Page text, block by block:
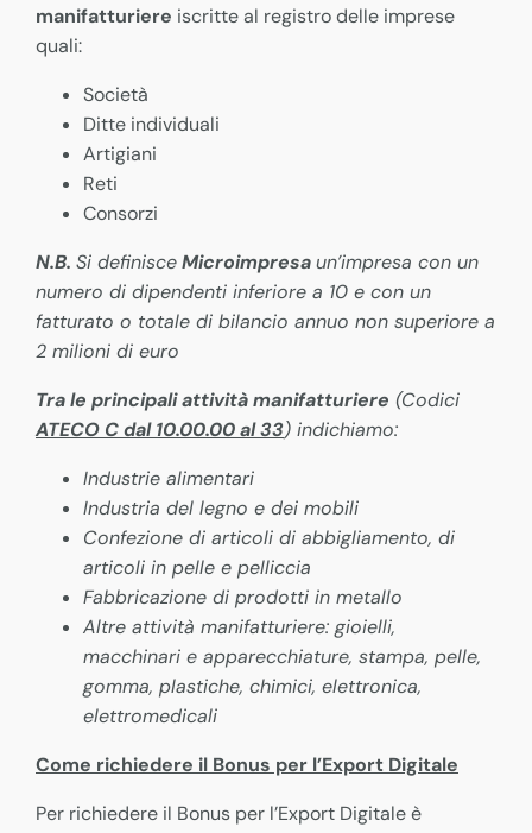
manifatturiere iscritte al registro delle imprese
quali:
Società
Ditte individuali
Artigiani
Reti
Consorzi
N.B. Si definisceMicroimpresaun’impresa con un
numero di dipendenti inferiore a 10 e con un
fatturato o totale di bilancio annuo non superiore a
2 milioni di euro
Tra le principali attività manifatturiere (Codici
ATECO C dal 10.00.00 al33) indichiamo:
Industrie alimentari
Industria del legno e dei mobili
Confezione di articoli di abbigliamento, di
articoli in pelle e pelliccia
Fabbricazione di prodotti in metallo
Altre attività manifatturiere: gioielli,
macchinari e apparecchiature, stampa, pelle,
gomma, plastiche, chimici, elettronica,
elettromedicali
Come richiedere il Bonus per l’Export Digitale
Per richiedere il Bonus per l’Export Digitale è